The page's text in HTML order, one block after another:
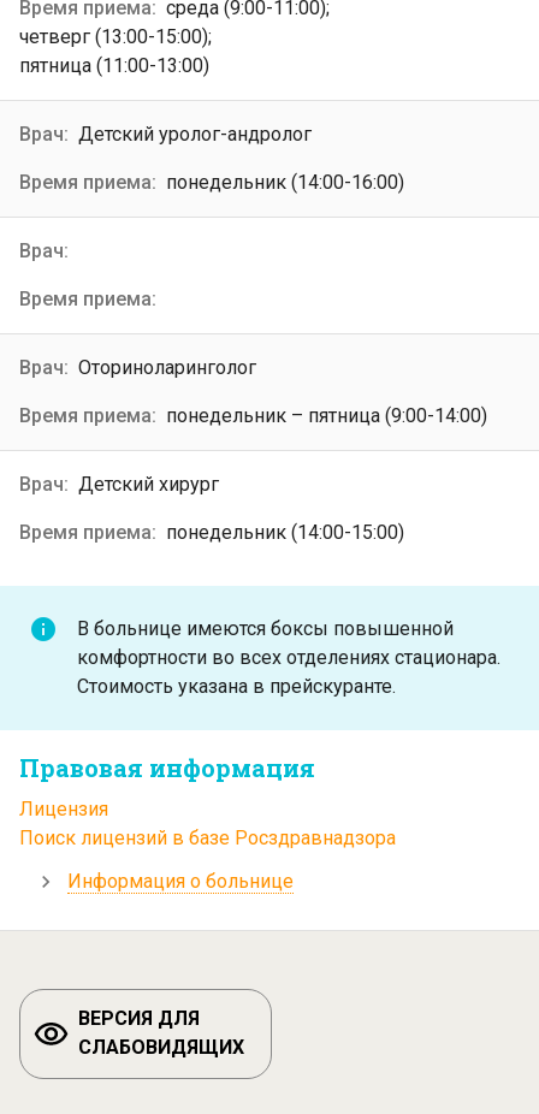
среда (9:00-11:00);
четверг (13:00-15:00);
пятница (11:00-13:00)
Детский уролог-андролог
понедельник (14:00-16:00)
Оториноларинголог
понедельник – пятница (9:00-14:00)
Детский хирург
понедельник (14:00-15:00)
В больнице имеются боксы повышенной
комфортности во всех отделениях стационара.
Стоимость указана в прейскуранте.
Правовая информация
Лицензия
Поиск лицензий в базе Росздравнадзора
Информация о больнице
ВЕРСИЯ ДЛЯ
СЛАБОВИДЯЩИХ